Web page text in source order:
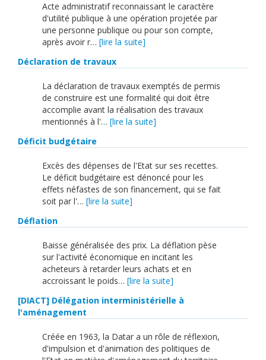
Acte administratif reconnaissant le caractère
d'utilité publique à une opération projetée par
une personne publique ou pour son compte,
après avoir r… [lire la suite]
Déclaration de travaux
La déclaration de travaux exemptés de permis
de construire est une formalité qui doit être
accomplie avant la réalisation des travaux
mentionnés à l'… [lire la suite]
Déficit budgétaire
Excès des dépenses de l'Etat sur ses recettes.
Le déficit budgétaire est dénoncé pour les
effets néfastes de son financement, qui se fait
soit par l'… [lire la suite]
Déflation
Baisse généralisée des prix. La déflation pèse
sur l'activité économique en incitant les
acheteurs à retarder leurs achats et en
accroissant le poids… [lire la suite]
[DIACT] Délégation interministérielle à
l'aménagement
Créée en 1963, la Datar a un rôle de réflexion,
d'impulsion et d'animation des politiques de